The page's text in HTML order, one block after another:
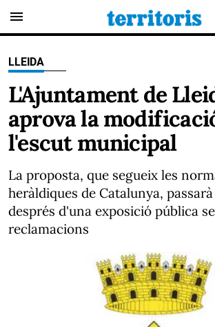
menu
LLEIDA
L'Ajuntament de
aprova la
l'escut municipal
La proposta, que segueix les
heràldiques de Catalunya,
després d'una exposició pública
reclamacions